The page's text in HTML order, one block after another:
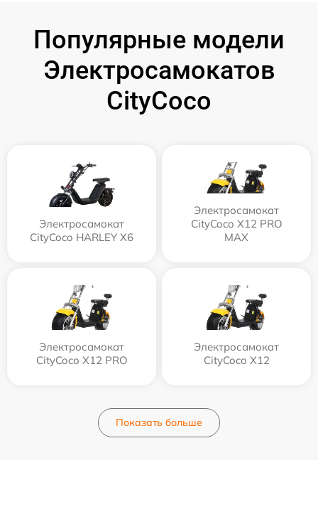
Популярные модели
Электросамокатов
CityCoco
Электросамокат
CityCoco HARLEY X6
Электросамокат
CityCoco X12 PRO
MAX
Электросамокат
CityCoco X12 PRO
Электросамокат
CityCoco X12
Показать больше